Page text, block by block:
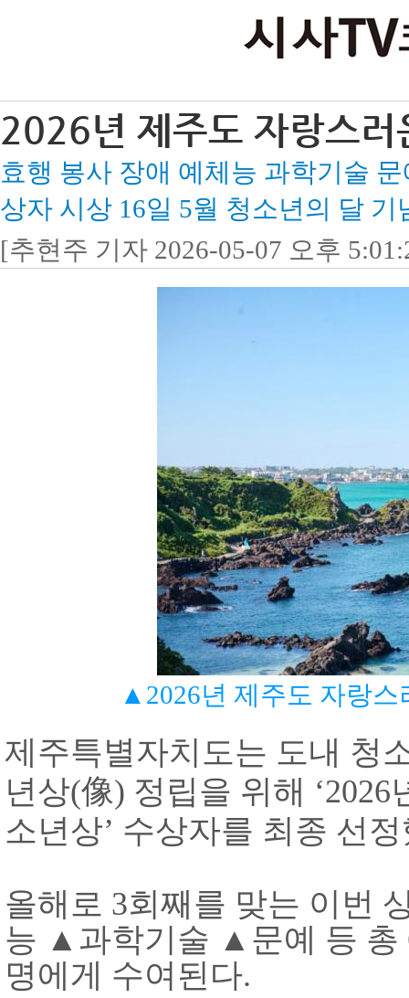
2026년 제주도 자랑스러
효행 봉사 장애 예체능 과학기술
상자 시상 16일 5월 청소년의 달
[추현주 기자 2026-05-07 오후
▲2026년 제주도 자랑스
제주특별자치도는 도내 청
년상(像) 정립을 위해 ‘2026
소년상’ 수상자를 최종 선
올해로 3회째를 맞는 이번
능 ▲ 과학기술 ▲ 문예 등 총
명에게 수여된다.